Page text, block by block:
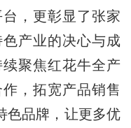
，更彰显了张家
产业的决心与成
聚焦红花牛全产
，拓宽产品销售
色品牌，让更多优